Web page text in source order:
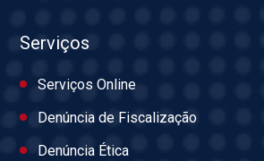
Serviços
Serviços Online
Denúncia de Fiscalização
Denúncia Ética